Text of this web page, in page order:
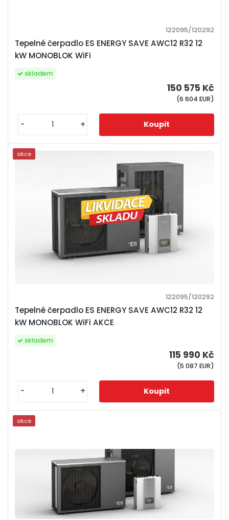
Tepelné čerpadlo ES ENERGY SAVE AWC12 R32 12
kW MONOBLOK WiFi
122095/120292
150 575 Kč
(6 604 EUR)
skladem
- +
Tepelné čerpadlo ES ENERGY SAVE AWC12 R32 12
kW MONOBLOK WiFi AKCE
122095/120292
115 990 Kč
(5 087 EUR)
skladem
- +
akce
akce